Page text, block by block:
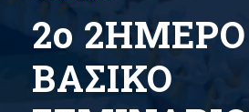
2ο 2ΗΜΕΡΟ
ΒΑΣΙΚΟ